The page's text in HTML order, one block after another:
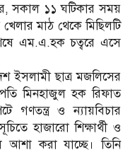
সকাল ১১ ঘটিকার সময়
মাঠ থেকে মিছিলটি
এম.এ.হক চত্বরে এসে
ইসলামী ছাত্র মজলিসের
মিনহাজুল হক রিফাত
গণতন্ত্র ও ন্যায়বিচার
হাজারো শিক্ষার্থী ও
আশা করা যাচ্ছে। তিনি